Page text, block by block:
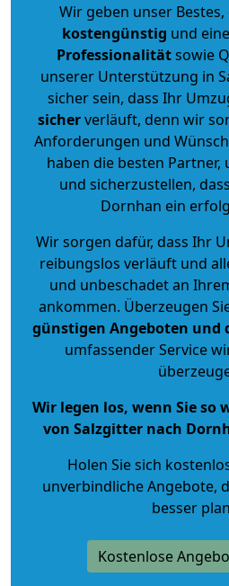
Wir geben unser
kostengünstig und eine
Professionalitätsowie
unserer Unterstützung in
sicher sein, dass Ihr
sicherverläuft, denn wir
Anforderungen und
haben die besten Partner,
und sicherzustellen,
Dornhan ein
Wir sorgen dafür, dass Ihr
reibungslos verläuft und
und unbeschadet an
ankommen. Überzeugen
günstigen Angeboten und
umfassender Service
Wir legen los, wenn Sie so
von Salzgitter nach
Holen Sie sich
unverbindliche Angebote,
besser
Kostenlose